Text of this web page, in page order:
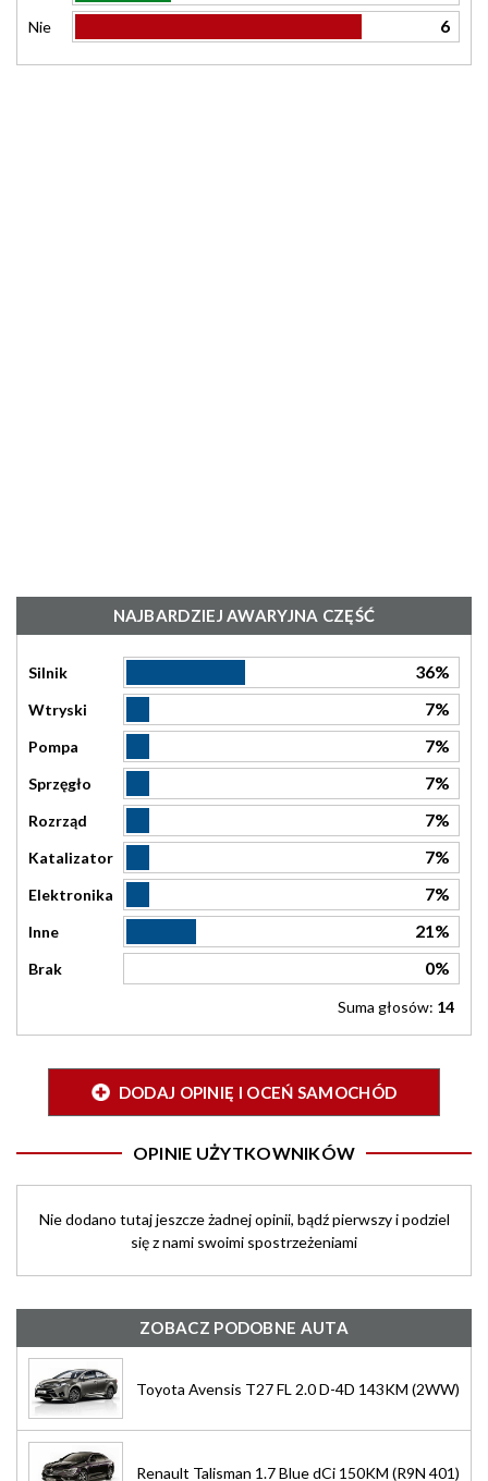
Nie 6
NAJBARDZIEJ AWARYJNA CZĘŚĆ
Silnik 36%
Wtryski 7%
Pompa 7%
Sprzęgło 7%
Rozrząd 7%
Katalizator 7%
Elektronika 7%
Inne 21%
Brak 0%
Suma głosów: 14
DODAJ OPINIĘ I OCEŃ SAMOCHÓD
OPINIE UŻYTKOWNIKÓW
Nie dodano tutaj jeszcze żadnej opinii, bądź pierwszy i podziel
się z nami swoimi spostrzeżeniami
ZOBACZ PODOBNE AUTA
Toyota Avensis T27 FL 2.0 D-4D 143KM (2WW)
Renault Talisman 1.7 Blue dCi 150KM (R9N 401)